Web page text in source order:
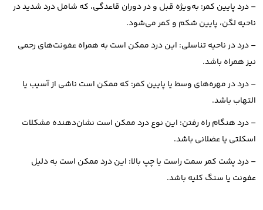
– درد پایین کمر: به‌ویژه قبل و در دوران قاعدگی، که شامل درد شدید در
ناحیه لگن، پایین شکم و کمر می‌شود.
– درد در ناحیه تناسلی: این درد ممکن است به همراه عفونت‌های رحمی
نیز همراه باشد.
– درد در مهره‌های وسط یا پایین کمر: که ممکن است ناشی از آسیب یا
التهاب باشد.
– درد هنگام راه رفتن: این نوع درد ممکن است نشان‌دهنده مشکلات
اسکلتی یا عضلانی باشد.
– درد پشت کمر سمت راست یا چپ بالا: این درد ممکن است به دلیل
عفونت یا سنگ کلیه باشد.